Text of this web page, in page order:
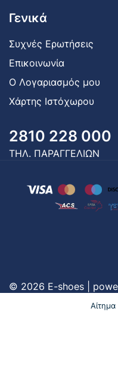
Γενικά
Συχνές Ερωτήσεις
Επικοινωνία
Ο Λογαριασμός μου
Χάρτης Ιστόχωρου
2810 228 000
ΤΗΛ. ΠΑΡΑΓΓΕΛΙΩΝ
© 2026 E-shoes |